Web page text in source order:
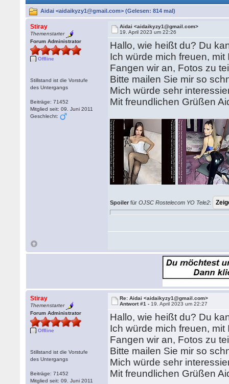
Aidai <aidaikyzy1@gmail.com> (Gelesen: 814 mal)
Stiray
Themenstarter
Forum Administrator
Offline
Stillstand ist die Vorstufe
des Untergangs
Beiträge: 71452
Mitglied seit: 09. Juni 2011
Geschlecht:
Aidai <aidaikyzy1@gmail.com>
19. April 2023 um 22:26
Hallo, wie heißt du? Du
Ich würde mich freuen,
Fangen wir an, Fotos zu
Bitte mailen Sie mir so
Mich würde sehr
Mit freundlichen Grüßen
Spoiler fürOJSC Rostelecom YO Tele2:
Stiray
Themenstarter
Forum Administrator
Offline
Stillstand ist die Vorstufe
des Untergangs
Beiträge: 71452
Mitglied seit: 09. Juni 2011
Re: Aidai <aidaikyzy1@gmail.com>
Antwort #1 - 19. April 2023 um 22:27
Hallo, wie heißt du? Du
Ich würde mich freuen,
Fangen wir an, Fotos zu
Bitte mailen Sie mir so
Mich würde sehr
Mit freundlichen Grüßen